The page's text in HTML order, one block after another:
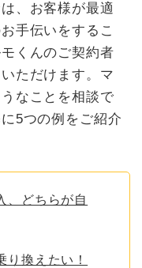
、お客様が最適
手伝いをするこ
くんのご契約者
ただけます。マ
なことを相談で
5つの例をご紹介
、どちらが自
換えたい！